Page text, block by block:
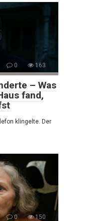
0 163
– Was
fand,
klingelte. Der
0 150